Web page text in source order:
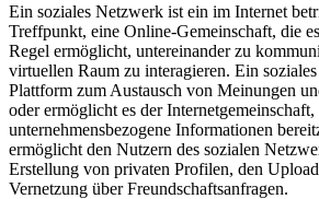
Ein soziales Netzwerk ist ein im Internet
Treffpunkt, eine Online-Gemeinschaft, die
Regel ermöglicht, untereinander zu
virtuellen Raum zu interagieren. Ein
Plattform zum Austausch von Meinungen
oder ermöglicht es der
unternehmensbezogene Informationen
ermöglicht den Nutzern des sozialen
Erstellung von privaten Profilen, den
Vernetzung über Freundschaftsanfragen.